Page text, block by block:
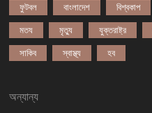
ফুটবল বাংলাদেশ বিশ্বকাপ
মতয মৃত্যু যুক্তরাষ্ট্র
সাকিব স্বাস্থ্য হব
অন্যান্য